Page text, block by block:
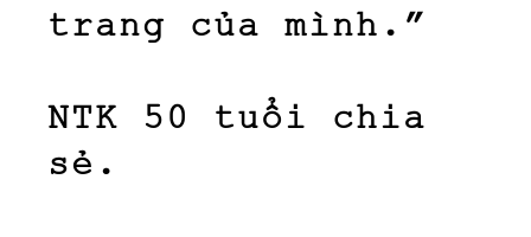
trang của mình.”
NTK 50 tuổi chia
sẻ.